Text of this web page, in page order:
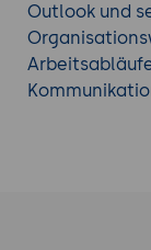
Outlook und